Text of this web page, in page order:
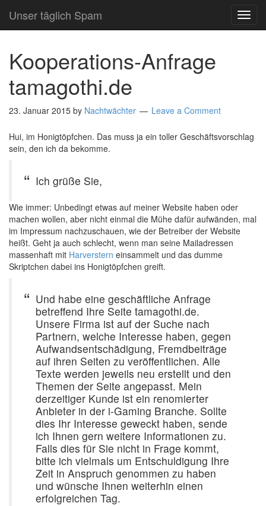
Unser täglich Spam
Kooperations-Anfrage
tamagothi.de
23. Januar 2015 by Nachtwächter Leave a Comment
Hui, im Honigtöpfchen. Das muss ja ein toller Geschäftsvorschlag
sein, den ich da bekomme.
Ich grüße Sie,
Wie immer: Unbedingt etwas auf meiner Website haben oder
machen wollen, aber nicht einmal die Mühe dafür aufwänden, mal
im Impressum nachzuschauen, wie der Betreiber der Website
heißt. Geht ja auch schlecht, wenn man seine Mailadressen
massenhaft mit Harverstern einsammelt und das dumme
Skriptchen dabei ins Honigtöpfchen greift.
Und habe eine geschäftliche Anfrage
betreffend Ihre Seite tamagothi.de.
Unsere Firma ist auf der Suche nach
Partnern, welche Interesse haben, gegen
Aufwandsentschädigung, Fremdbeiträge
auf ihren Seiten zu veröffentlichen. Alle
Texte werden jeweils neu erstellt und den
Themen der Seite angepasst. Mein
derzeitiger Kunde ist ein renomierter
Anbieter in der i-Gaming Branche. Sollte
dies Ihr Interesse geweckt haben, sende
ich Ihnen gern weitere Informationen zu.
Falls dies für Sie nicht in Frage kommt,
bitte ich vielmals um Entschuldigung Ihre
Zeit in Anspruch genommen zu haben
und wünsche Ihnen weiterhin einen
erfolgreichen Tag.